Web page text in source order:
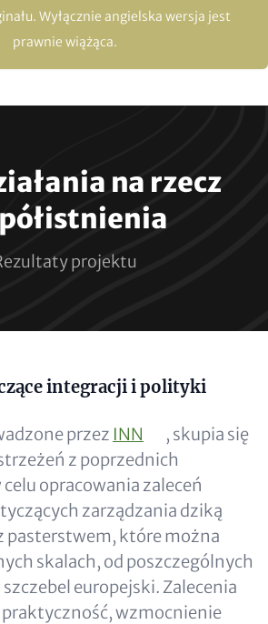
Wyłącznie angielska wersja jest
prawnie wiążąca.
na rzecz
projektu
integracji i polityki
przez INN
, skupia się
z poprzednich
opracowania zaleceń
zarządzania dziką
pasterstwem, które można
skalach, od poszczególnych
europejski. Zalecenia
wzmocnienie